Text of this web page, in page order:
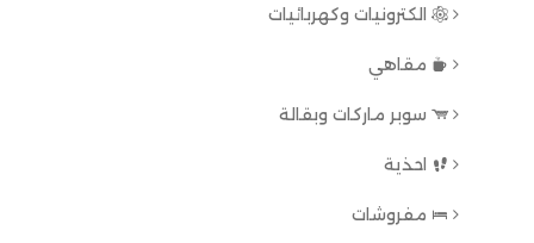
الكترونيات وكهربائيات
مقاهي
سوبر ماركات وبقالة
احذية
مفروشات